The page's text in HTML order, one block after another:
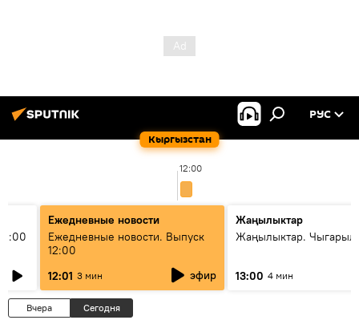
Кыргызстан
РУС
12:00
Ежедневные новости
Ежедневные новости. Выпуск
12:00
12:01 3 мин эфир
Жаңылыктар
Жаңылыктар.
13:00 4 мин
Вчера Сегодня